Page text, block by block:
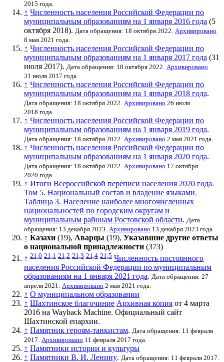
2015 года.
↑ Численность населения Российской Федерации по
муниципальным образованиям на 1 января 2016 года (5
октября 2018). Дата обращения: 18 октября 2022. Архивировано
8 мая 2021 года.
↑ Численность населения Российской Федерации по
муниципальным образованиям на 1 января 2017 года (31
июля 2017). Дата обращения: 18 октября 2022. Архивировано
31 июля 2017 года.
↑ Численность населения Российской Федерации по
муниципальным образованиям на 1 января 2018 года.
Дата обращения: 18 октября 2022. Архивировано 26 июля
2018 года.
↑ Численность населения Российской Федерации по
муниципальным образованиям на 1 января 2019 года.
Дата обращения: 18 октября 2022. Архивировано 2 мая 2021 года.
↑ Численность населения Российской Федерации по
муниципальным образованиям на 1 января 2020 года.
Дата обращения: 18 октября 2022. Архивировано 17 октября
2020 года.
↑ Итоги Всероссийской переписи населения 2020 года.
Том 5. Национальный состав и владение языками.
Таблица 3. Население наиболее многочисленных
национальностей по городским округам и
муниципальным районам Ростовской области. Дата
обращения: 13 декабря 2023. Архивировано 13 декабря 2023 года.
↑ Казахи (19), Аварцы (19), Указавшие другие ответы
о национальной принадлежности (373)
↑ 21,0 21,1 21,2 21,3 21,4 21,5 Численность постоянного
населения Российской Федерации по муниципальным
образованиям на 1 января 2021 года. Дата обращения: 27
апреля 2021.
Архивировано 2 мая 2021 года.
↑ О муниципальном образовании
↑ Шахтинское благочиние Архивная копия от 4 марта
2016 на Wayback Machine. Официальный сайт
Шахтинской епархии.
↑ Памятник героям-танкистам. Дата обращения: 11 февраля
2017. Архивировано 11 февраля 2017 года.
↑ Памятники истории и культуры
↑ Памятники В. И. Ленину. Дата обращения: 11 февраля 2017.